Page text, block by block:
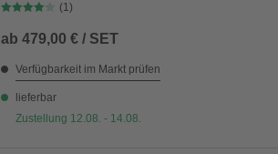
(1)
ab 479,00 € / SET
Verfügbarkeit im Markt prüfen
lieferbar
Zustellung 12.08. - 14.08.